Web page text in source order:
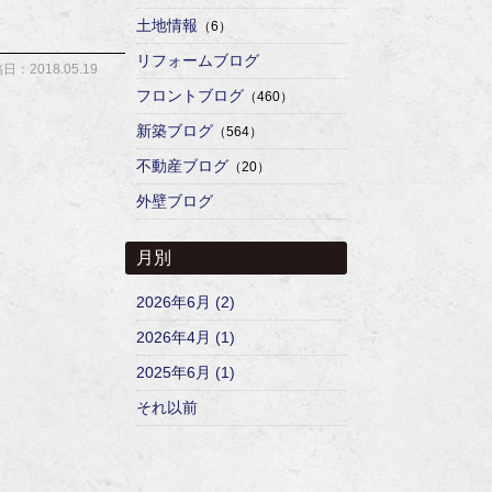
日：2018.05.19
土地情報 （6）
リフォームブログ
フロントブログ （460）
新築ブログ （564）
不動産ブログ （20）
外壁ブログ
月別
2026年6月 (2)
2026年4月 (1)
2025年6月 (1)
それ以前